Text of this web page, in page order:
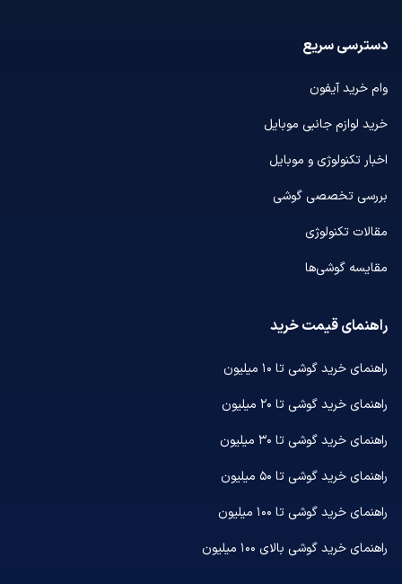
دسترسی سریع
وام خرید آیفون
خرید لوازم جانبی موبایل
اخبار تکنولوژی و موبایل
بررسی تخصصی گوشی
مقالات تکنولوژی
مقایسه گوشی‌ها
راهنمای قیمت خرید
راهنمای خرید گوشی تا ۱۰ میلیون
راهنمای خرید گوشی تا ۲۰ میلیون
راهنمای خرید گوشی تا ۳۰ میلیون
راهنمای خرید گوشی تا ۵۰ میلیون
راهنمای خرید گوشی تا ۱۰۰ میلیون
راهنمای خرید گوشی بالای ۱۰۰ میلیون